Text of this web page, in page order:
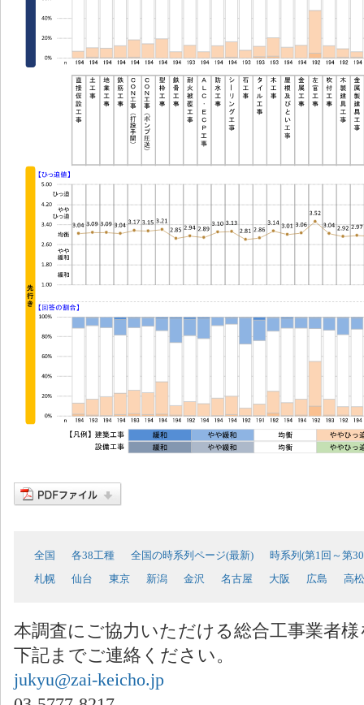
全国 各38工種 全国の時系列ページ(最新)
時系列(第1回～第
札幌
仙台 東京 新潟 金沢 名古屋 大阪 広島 高松
本調査にご協力いただける総合工事業者
下記までご連絡ください。
jukyu@zai-keicho.jp